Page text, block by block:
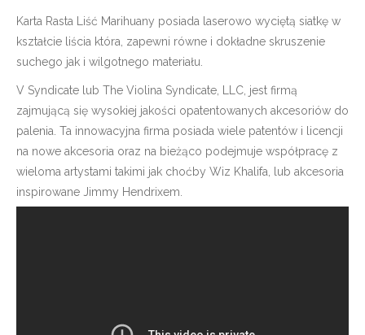
Karta Rasta Liść Marihuany posiada laserowo wyciętą siatkę w
kształcie liścia która, zapewni równe i dokładne skruszenie
suchego jak i wilgotnego materiału.
V Syndicate lub The Violina Syndicate, LLC, jest firmą
zajmującą się wysokiej jakości opatentowanych akcesoriów do
palenia. Ta innowacyjna firma posiada wiele patentów i licencji
na nowe akcesoria oraz na bieżąco podejmuje współpracę z
wieloma artystami takimi jak choćby Wiz Khalifa, lub akcesoria
inspirowane Jimmy Hendrixem.